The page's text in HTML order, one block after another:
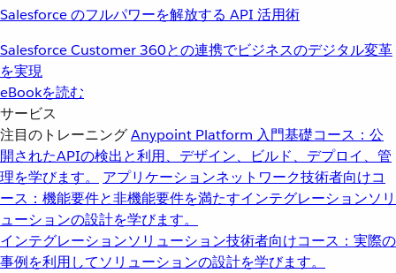
Salesforce のフルパワーを解放する API 活用術
Salesforce Customer 360との連携でビジネスのデジタル変革
を実現
eBookを読む
サービス
注目のトレーニングAnypoint Platform 入門基礎コース：公
開されたAPIの検出と利用、デザイン、ビルド、デプロイ、管
理を学びます。
アプリケーションネットワーク技術者向けコ
ース：機能要件と非機能要件を満たすインテグレーションソリ
ューションの設計を学びます。
インテグレーションソリューション技術者向けコース：実際の
事例を利用してソリューションの設計を学びます。